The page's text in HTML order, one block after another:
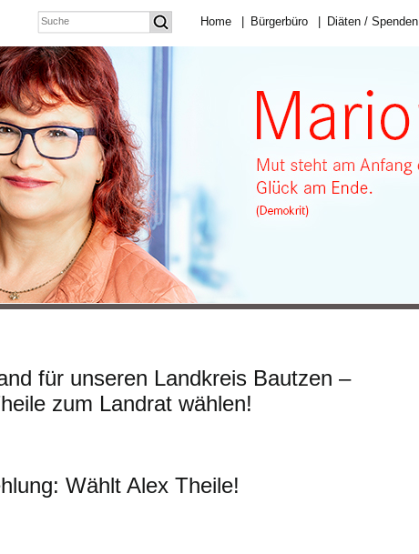
Home Bürgerbüro Diäten / Spenden
für unseren Landkreis Bautzen –
zum Landrat wählen!
Wählt Alex Theile!